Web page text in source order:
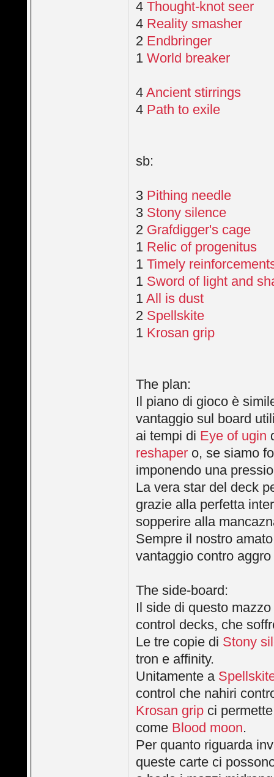
4Thought-knot seer
4 Reality smasher
2 Endbringer
1World breaker
4Ancient stirrings
4 Path to exile
sb:
3 Pithing needle
3 Stony silence
2 Grafdigger's cage
1 Relic of progenitus
1Timely
1 Sword of light and
1All is dust
2 Spellskite
1 Krosan grip
The plan:
Il piano di gioco è
vantaggio sul board
ai tempi di Eye of ugin
reshaper o, se siamo
imponendo una
La vera star del deck
grazie alla perfetta
sopperire alla
Sempre il nostro
vantaggio contro
The side-board:
Il side di questo
control decks, che
Le tre copie di Stony
tron e affinity.
Unitamente a
control che nahiri
Krosan grip ci
come Blood moon.
Per quanto riguarda
queste carte ci